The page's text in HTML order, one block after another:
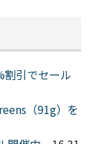
引でセール
（91g）を